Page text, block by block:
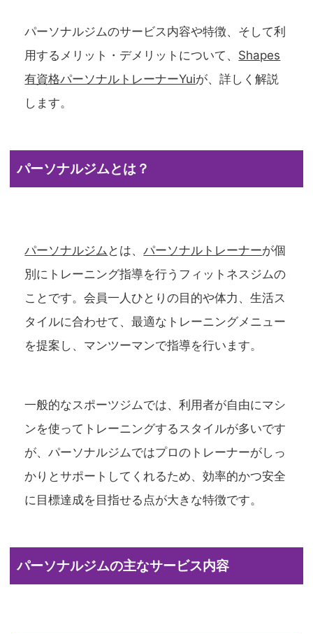
パーソナルジムのサービス内容や特徴、そして利
用するメリット・デメリットについて、 Shapes
有資格パーソナルトレーナーYuiが、詳しく解説
します。
パーソナルジムとは？
パーソナルジム とは、パーソナルトレーナーが個
別にトレーニング指導を行うフィットネスジムの
ことです。会員一人ひとりの目的や体力、生活ス
タイルに合わせて、最適なトレーニングメニュー
を提案し、マンツーマンで指導を行います。
一般的なスポーツジムでは、利用者が自由にマシ
ンを使ってトレーニングするスタイルが多いです
が、パーソナルジムではプロのトレーナーがしっ
かりとサポートしてくれるため、効率的かつ安全
に目標達成を目指せる点が大きな特徴です。
パーソナルジムの主なサービス内容